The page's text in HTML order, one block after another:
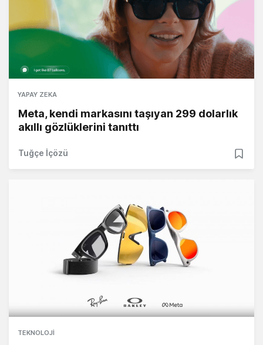
YAPAY ZEKA
Meta, kendi markasını taşıyan 299 dolarlık
akıllı gözlüklerini tanıttı
Tuğçe İçözü
TEKNOLOJI